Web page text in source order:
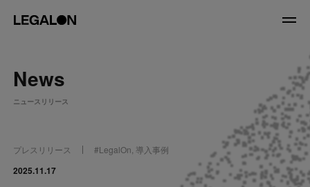
About
Service
News
ニュースリリース
プレスリリース #LegalOn 導入事例
2025.11.17